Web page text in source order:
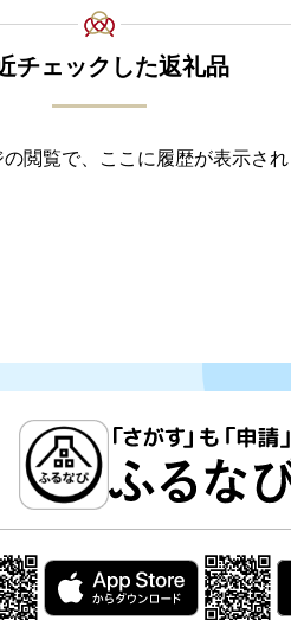
チェックした返礼品
閲覧で、ここに履歴が表示され